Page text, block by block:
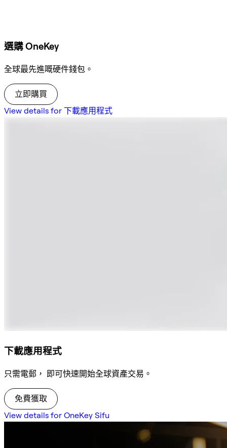
選購 OneKey
全球最先進嘅硬件錢包。
立即購買
View details for 下載應用程式
下載應用程式
只需電郵， 即可快速開始全球資產交易。
免費獲取
View details for OneKey Sifu